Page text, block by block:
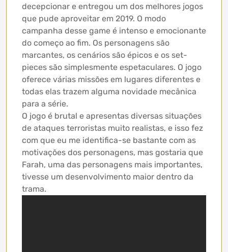
decepcionar e entregou um dos melhores jogos
que pude aproveitar em 2019. O modo
campanha desse game é intenso e emocionante
do começo ao fim. Os personagens são
marcantes, os cenários são épicos e os set-
pieces são simplesmente espetaculares. O jogo
oferece várias missões em lugares diferentes e
todas elas trazem alguma novidade mecânica
para a série.
O jogo é brutal e apresentas diversas situações
de ataques terroristas muito realistas, e isso fez
com que eu me identifica-se bastante com as
motivações dos personagens, mas gostaria que
Farah, uma das personagens mais importantes,
tivesse um desenvolvimento maior dentro da
trama.